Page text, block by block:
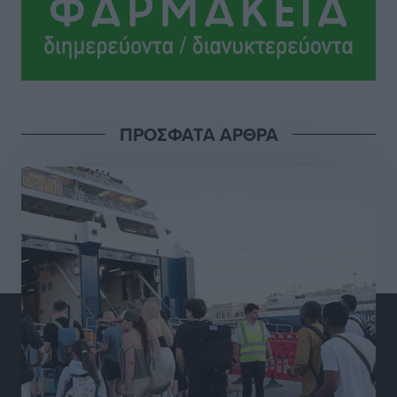
Αθλητικά • πριν 12 ώρες
Ροδήλιος: Ο απολογισμός από το Πανελλήνιο
Πρωτάθλημα Πίστας
Αθλητικά• πριν 12 ώρες
Γ.Σ. Διαγόρας: Εντατική προετοιμασία και επιστροφή
Ρίζου στις Ακαδημίες
Αθλητικά πριν 12 ώρες
Εθνική Ανδρών: Ραντεβού στο Telekom Center Athens
Αθλητικά• πριν 12 ώρες
ΕΠΟ: Απέσυρε τη στήριξή της στην υποψηφιότητα
ΠΡΟΣΦΑΤΑ ΑΡΘΡΑ